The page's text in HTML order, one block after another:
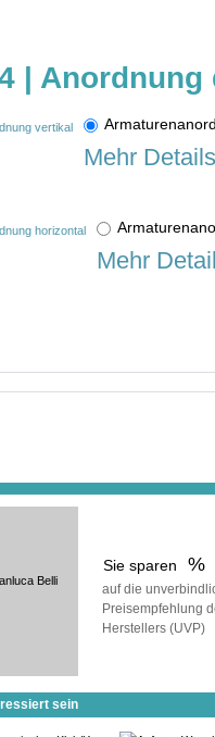
| Anordnung
Mehr
Mehr
Sie sparen %
auf die
Preisempfehlung
Herstellers (UVP)
Belli
sein